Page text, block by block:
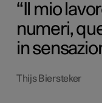
Il mio
numeri,
in
Thijs Biersteker